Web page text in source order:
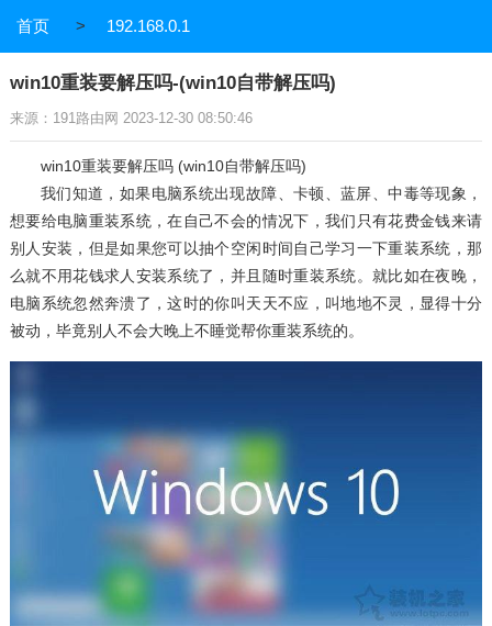
首页 > 192.168.0.1
win10重装要解压吗-(win10自带解压吗)
来源：191路由网 2023-12-30 08:50:46
win10重装要解压吗 (win10自带解压吗)
我们知道，如果电脑系统出现故障、卡顿、蓝屏、中毒等现象，
想要给电脑重装系统，在自己不会的情况下，我们只有花费金钱来请
别人安装，但是如果您可以抽个空闲时间自己学习一下重装系统，那
么就不用花钱求人安装系统了，并且随时重装系统。就比如在夜晚，
电脑系统忽然奔溃了，这时的你叫天天不应，叫地地不灵，显得十分
被动，毕竟别人不会大晚上不睡觉帮你重装系统的。